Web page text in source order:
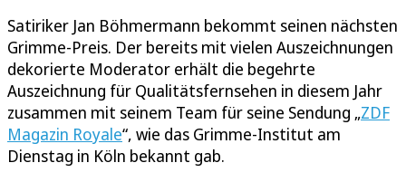
Satiriker Jan Böhmermann bekommt seinen nächsten
Grimme-Preis. Der bereits mit vielen Auszeichnungen
dekorierte Moderator erhält die begehrte
Auszeichnung für Qualitätsfernsehen in diesem Jahr
zusammen mit seinem Team für seine Sendung „ZDF
Magazin Royale“, wie das Grimme-Institut am
Dienstag in Köln bekannt gab.